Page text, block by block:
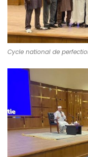
Cycle national de